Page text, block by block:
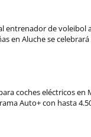
entrenador de voleibol
en Aluche se
coches eléctricos en
Auto+ con hasta